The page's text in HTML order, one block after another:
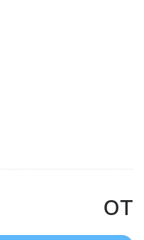
от